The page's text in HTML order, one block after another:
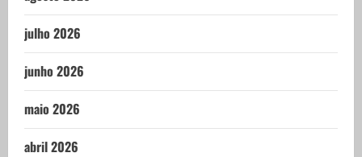
julho 2026
junho 2026
maio 2026
abril 2026